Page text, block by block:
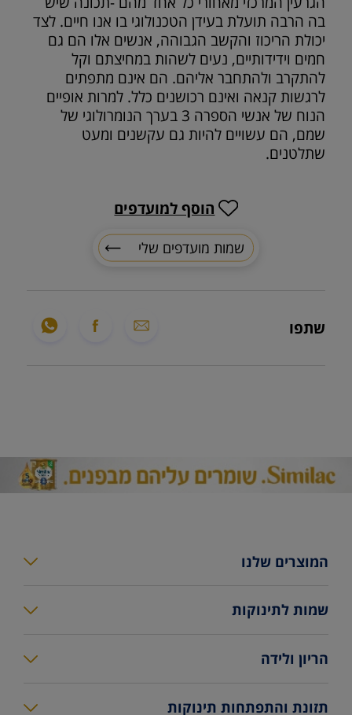
בה הרבה תועלת בעידן הטכנולוגי בו אנו חיים. לצד
יכולת הריכוז והקשב הגבוהה, אנשים אלו הם גם
חמים וידידותיים, נעים לשהות במחיצתם וקל
להתקרב ולהתחבר אליהם. הם אינם מתפתים
לרגשות קנאה ואינם רכושנים כלל. למרות אופיים
הנוח של אנשי הספרה 3 בערך הנומרולוגי של
שמם, הם עשויים להיות גם עקשנים ומעט
שתלטנים.
שתפו
שמות מועדפים שלי
הוסף למועדפים
המוצרים שלנו
סימילאק גולד קומפורט
שמות לתינוקות
שמות לבנים
הריון ולידה
תזונת והתפתחות תינוקות